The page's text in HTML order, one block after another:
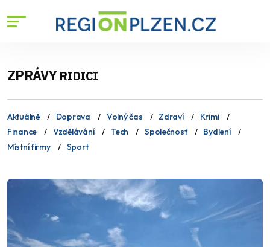
ZPRÁVYRIDICI
Aktuálně Doprava Volný čas Zdraví
Krimi
Finance
Vzdělávání Tech Společnost
Bydlení
Místní firmy
Sport